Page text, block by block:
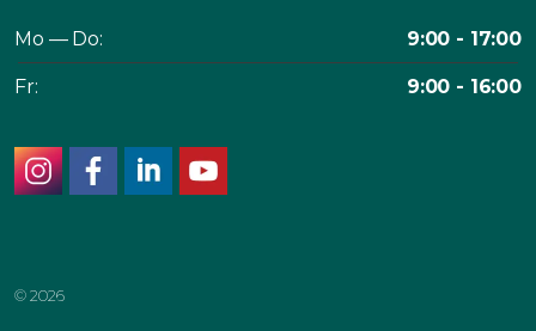
Mo — Do: 9:00 - 17:00
Fr: 9:00 - 16:00
© 2026